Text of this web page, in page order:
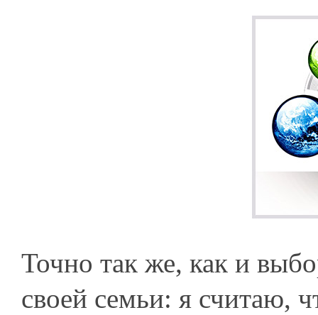
Точно так же, как и
своей семьи: я считаю,